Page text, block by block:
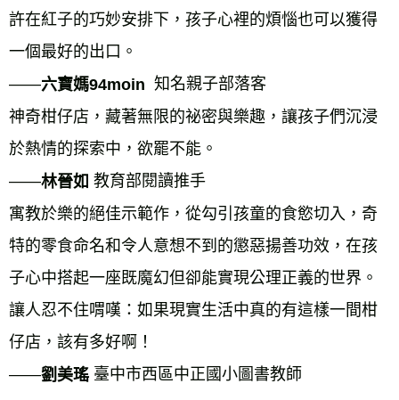
許在紅子的巧妙安排下，孩子心裡的煩惱也可以獲得
一個最好的出口。
——六寶媽94moin 知名親子部落客
神奇柑仔店，藏著無限的祕密與樂趣，讓孩子們沉浸
於熱情的探索中，欲罷不能。
——林晉如 教育部閱讀推手
寓教於樂的絕佳示範作，從勾引孩童的食慾切入，奇
特的零食命名和令人意想不到的懲惡揚善功效，在孩
子心中搭起一座既魔幻但卻能實現公理正義的世界。
讓人忍不住喟嘆：如果現實生活中真的有這樣一間柑
仔店，該有多好啊！
——劉美瑤 臺中市西區中正國小圖書教師